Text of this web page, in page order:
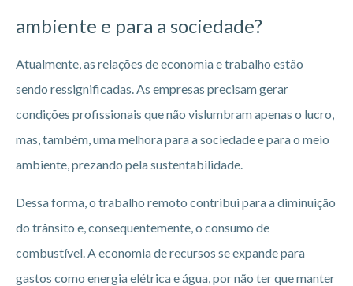
ambiente e para a sociedade?
Atualmente, as relações de economia e trabalho estão
sendo ressignificadas. As empresas precisam gerar
condições profissionais que não vislumbram apenas o lucro,
mas, também, uma melhora para a sociedade e para o meio
ambiente, prezando pela sustentabilidade.
Dessa forma, o trabalho remoto contribui para a diminuição
do trânsito e, consequentemente, o consumo de
combustível. A economia de recursos se expande para
gastos como energia elétrica e água, por não ter que manter